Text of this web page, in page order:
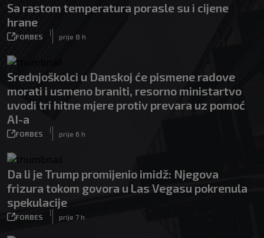
Sa rastom temperatura porasle su i cijene
hrane
FORBES
|
prije 8 h
Srednjoškolci u Danskoj će pismene radove
morati i usmeno braniti, resorno ministartvo
uvodi tri hitne mjere protiv prevara uz pomoć
AI-a
FORBES
|
prije 6 h
Da li je Trump promijenio imidž: Njegova
frizura tokom govora u Las Vegasu pokrenula
spekulacije
FORBES
|
prije 7 h